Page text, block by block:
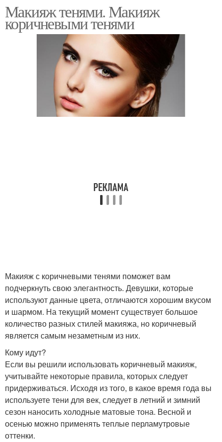
Макияж тенями. Макияж
коричневыми тенями
Макияж с коричневыми тенями поможет вам
подчеркнуть свою элегантность. Девушки, которые
используют данные цвета, отличаются хорошим вкусом
и шармом. На текущий момент существует большое
количество разных стилей макияжа, но коричневый
является самым незаметным из них.
Кому идут?
Если вы решили использовать коричневый макияж,
учитывайте некоторые правила, которых следует
придерживаться. Исходя из того, в какое время года вы
используете тени для век, следует в летний и зимний
сезон наносить холодные матовые тона. Весной и
осенью можно применять теплые перламутровые
оттенки.